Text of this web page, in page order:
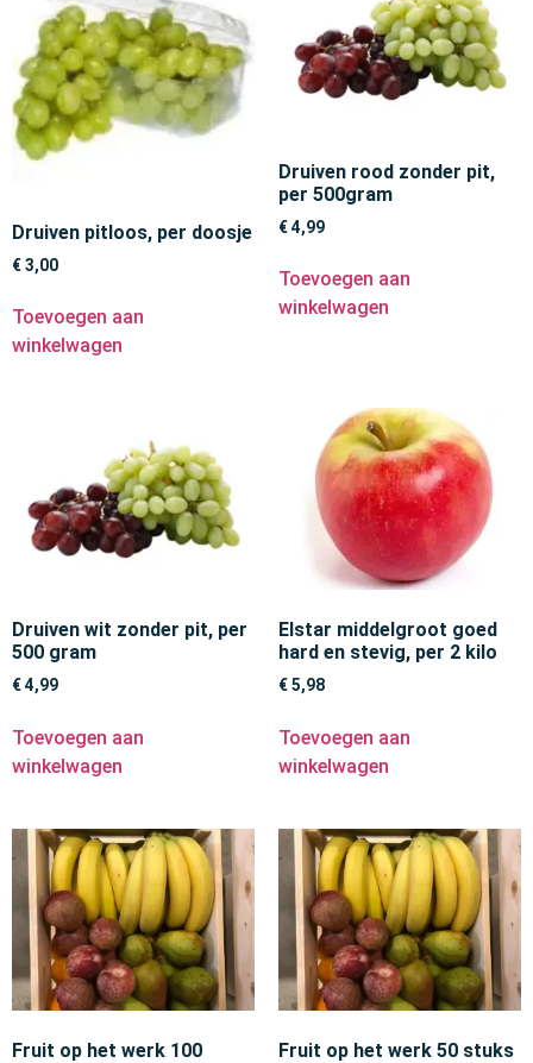
Druiven pitloos, per doosje
€3,00
Toevoegen aan
winkelwagen
Druiven rood zonder pit,
per 500gram
€4,99
Toevoegen aan
winkelwagen
Druiven wit zonder pit, per
500 gram
€4,99
Toevoegen aan
winkelwagen
Elstar middelgroot goed
hard en stevig, per 2 kilo
€5,98
Toevoegen aan
winkelwagen
Fruit op het werk 100
Fruit op het werk 50 stuks